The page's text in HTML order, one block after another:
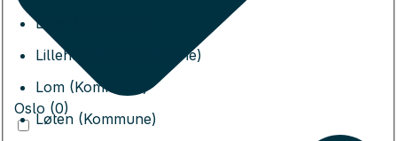
Lesja (Kommune)
Lillehammer (Kommune)
Lom (Kommune)
Løten (Kommune)
Oslo (0)